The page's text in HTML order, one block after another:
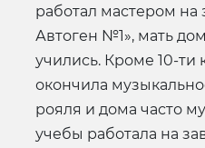
работал мастером на
Автоген №1», мать
учились. Кроме 10-ти
окончила
рояля и дома часто
учебы работала на